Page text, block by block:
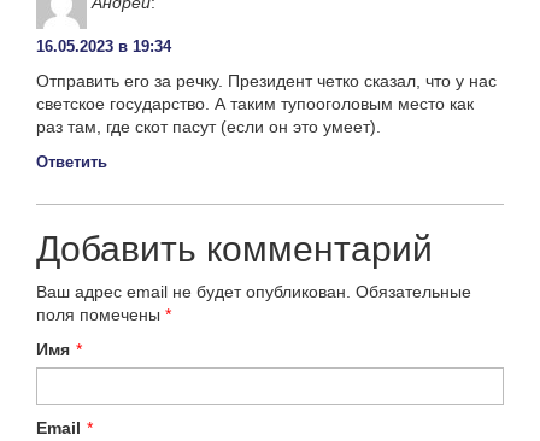
16.05.2023 в 19:34
Отправить его за речку. Президент четко сказал, что у нас
светское государство. А таким тупооголовым место как
раз там, где скот пасут (если он это умеет).
Ответить
Добавить комментарий
Ваш адрес email не будет опубликован. Обязательные
поля помечены *
Имя *
Email *